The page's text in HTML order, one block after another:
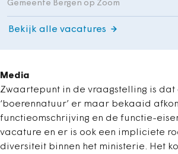
Gemeente Bergen op Zoom
Bekijk alle vacatures
Media
Zwaartepunt in de vraagstelling is dat
‘boerennatuur’ er maar bekaaid
functieomschrijving en de functie-
vacature en er is ook een impliciete
diversiteit binnen het ministerie. Het